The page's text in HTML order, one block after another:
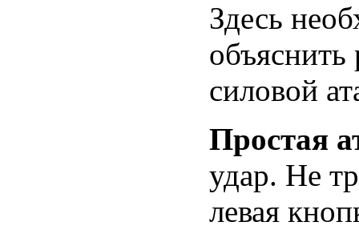
Здесь
силовой
Простая
удар. Не
левая